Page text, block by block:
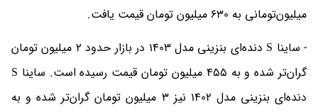
میلیون‌تومانی به 630 میلیون تومان قیمت یافت.
- ساینا S دنده‌ای بنزینی مدل 1403 در بازار حدود 2 میلیون تومان
گران‌تر شده و به 455 میلیون تومان قیمت رسیده است. ساینا S
دنده‌ای بنزینی مدل 1402 نیز 3 میلیون تومان گران‌تر شده و به